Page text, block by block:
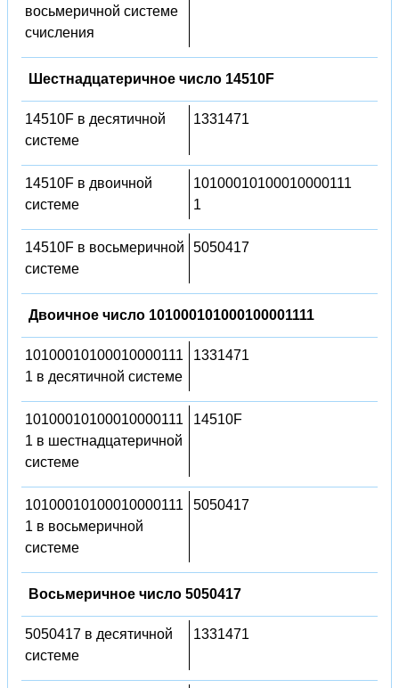
восьмеричной системе
счисления
Шестнадцатеричное число 14510F
14510F в десятичной
системе
1331471
14510F в двоичной
системе
10100010100010000111
1
14510F в восьмеричной
системе
5050417
Двоичное число 101000101000100001111
10100010100010000111
1 в десятичной системе
1331471
10100010100010000111
1 в шестнадцатеричной
системе
14510F
10100010100010000111
1 в восьмеричной
системе
5050417
Восьмеричное число 5050417
5050417 в десятичной
системе
1331471